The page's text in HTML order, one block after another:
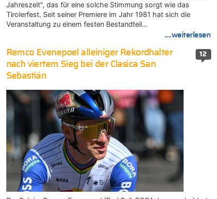
Jahreszeit", das für eine solche Stimmung sorgt wie das
Tirolerfest. Seit seiner Premiere im Jahr 1981 hat sich die
Veranstaltung zu einem festen Bestandteil…
....weiterlesen
12
Remco Evenepoel alleiniger Rekordhalter
nach viertem Sieg bei der Clasica San
Sebastián